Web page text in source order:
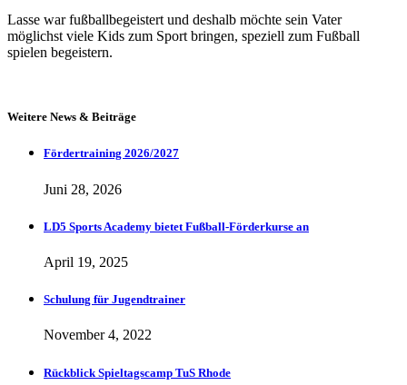
Lasse war fußballbegeistert und deshalb möchte sein Vater
möglichst viele Kids zum Sport bringen, speziell zum Fußball
spielen begeistern.
Weitere News & Beiträge
Fördertraining 2026/2027
Juni 28, 2026
LD5 Sports Academy bietet Fußball-Förderkurse an
April 19, 2025
Schulung für Jugendtrainer
November 4, 2022
Rückblick Spieltagscamp TuS Rhode